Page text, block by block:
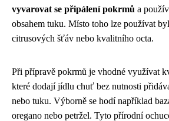
vyvarovat se připálení pokrmů a
obsahem tuku. Místo toho lze používat
citrusových šťáv nebo kvalitního octa.
Při přípravě pokrmů je vhodné využívat
které dodají jídlu chuť bez nutnosti
nebo tuku. Výborně se hodí například
oregano nebo petržel. Tyto přírodní